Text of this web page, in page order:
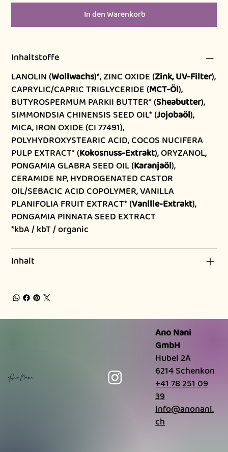
In den Warenkorb
Inhaltstoffe
LANOLIN (Wollwachs)*, ZINC OXIDE (Zink, UV-Filter),
CAPRYLIC/CAPRIC TRIGLYCERIDE (MCT-Öl),
BUTYROSPERMUM PARKII BUTTER* (Sheabutter),
SIMMONDSIA CHINENSIS SEED OIL* (Jojobaöl),
MICA, IRON OXIDE (CI 77491),
POLYHYDROXYSTEARIC ACID, COCOS NUCIFERA
PULP EXTRACT* (Kokosnuss-Extrakt), ORYZANOL,
PONGAMIA GLABRA SEED OIL (Karanjaöl),
CERAMIDE NP, HYDROGENATED CASTOR
OIL/SEBACIC ACID COPOLYMER, VANILLA
PLANIFOLIA FRUIT EXTRACT* (Vanille-Extrakt),
PONGAMIA PINNATA SEED EXTRACT
*kbA / kbT / organic
Inhalt
Ano Nani
Ano Nani
GmbH
Hubel 2A
6214 Schenkon
+41 78 251 09
39
info@anonani.
ch